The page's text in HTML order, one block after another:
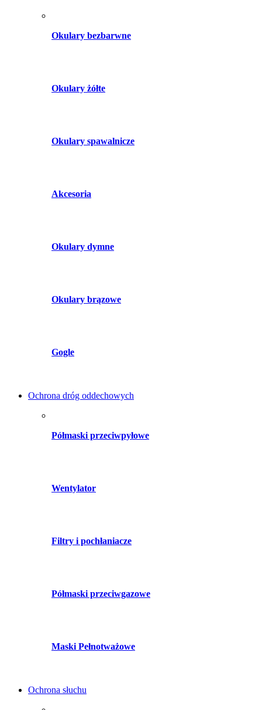
Okulary bezbarwne
Okulary żółte
Okulary spawalnicze
Akcesoria
Okulary dymne
Okulary brązowe
Gogle
Ochrona dróg oddechowych
Półmaski przeciwpyłowe
Wentylator
Filtry i pochłaniacze
Półmaski przeciwgazowe
Maski Pełnotważowe
Ochrona słuchu